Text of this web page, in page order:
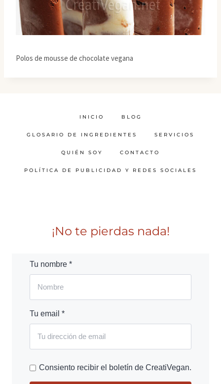
Polos de mousse de chocolate vegana
INICIO BLOG
GLOSARIO DE INGREDIENTES SERVICIOS
QUIÉN SOY CONTACTO
POLÍTICA DE PUBLICIDAD Y REDES SOCIALES
¡No te pierdas nada!
Tu nombre *
Tu email *
Consiento recibir el boletín de CreatiVegan.